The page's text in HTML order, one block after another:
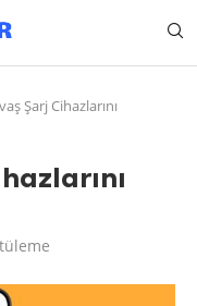
Şarj Cihazlarını